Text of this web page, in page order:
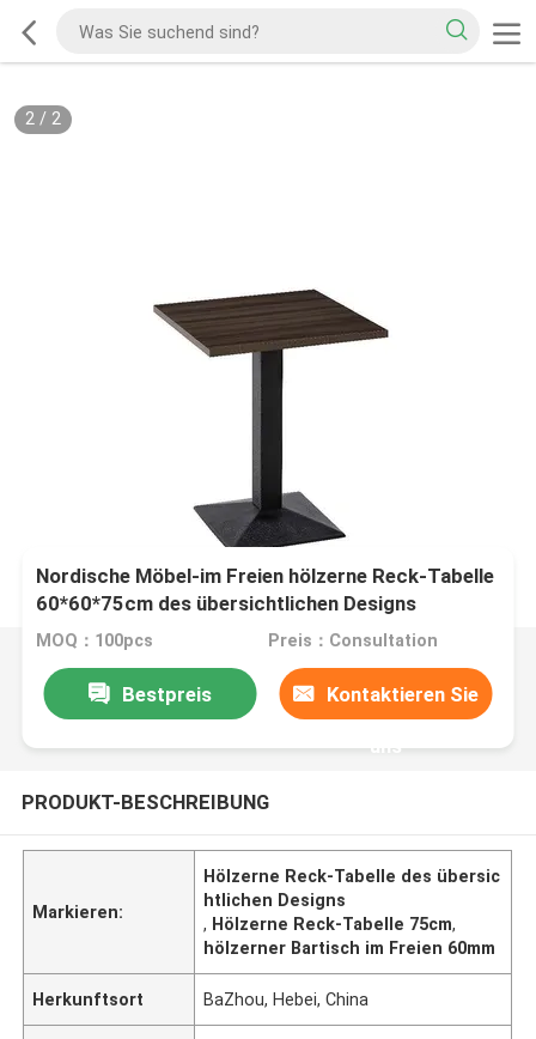
2/ 2
Nordische Möbel-im Freien hölzerne Reck-Tabelle
60*60*75cm des übersichtlichen Designs
MOQ：100pcs Preis：Consultation
Bestpreis Kontaktieren Sie
uns
PRODUKT-BESCHREIBUNG
Markieren:
Hölzerne Reck-Tabelle des übersic
htlichen Designs
, Hölzerne Reck-Tabelle 75cm,
hölzerner Bartisch im Freien 60mm
Herkunftsort BaZhou, Hebei, China